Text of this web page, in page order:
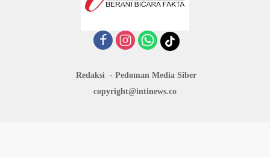
Redaksi
Pedoman Media Siber
copyright@intinews.co